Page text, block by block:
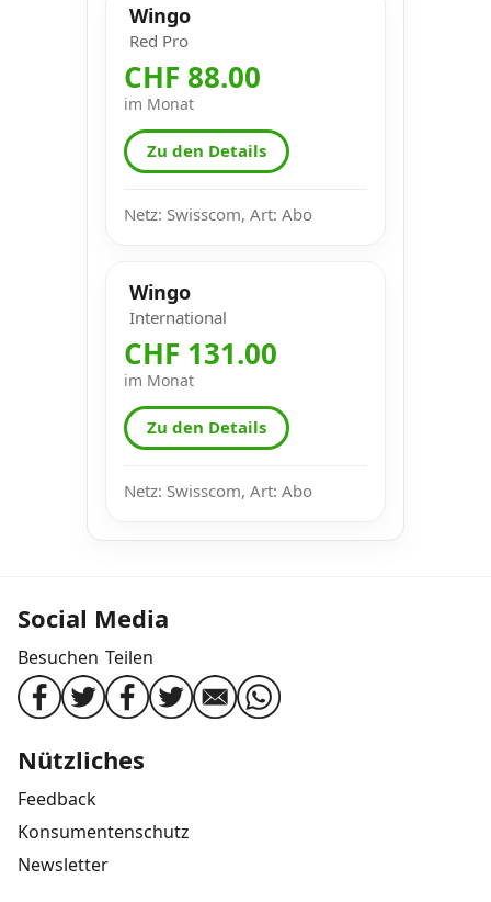
Wingo
Red Pro
CHF 88.00
im Monat
Zu den Details
Netz: Swisscom, Art: Abo
Wingo
International
CHF 131.00
im Monat
Zu den Details
Netz: Swisscom, Art: Abo
Social Media
Besuchen Teilen
Nützliches
Feedback
Konsumentenschutz
Newsletter